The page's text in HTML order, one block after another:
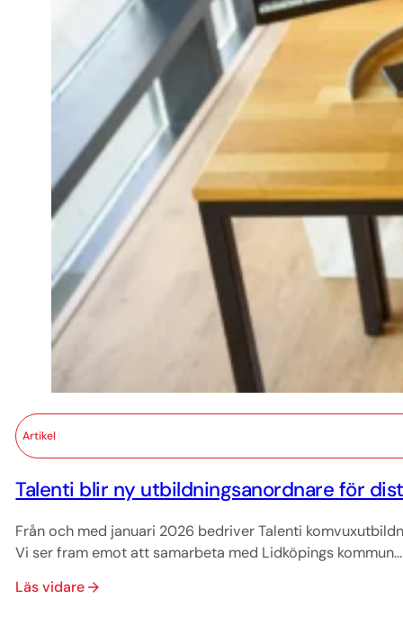
Artikel
Talenti blir ny utbildningsanordnare för
Från och med januari 2026 bedriver Talenti
Vi ser fram emot att samarbeta med Lidköpings kommun...
Läs vidare